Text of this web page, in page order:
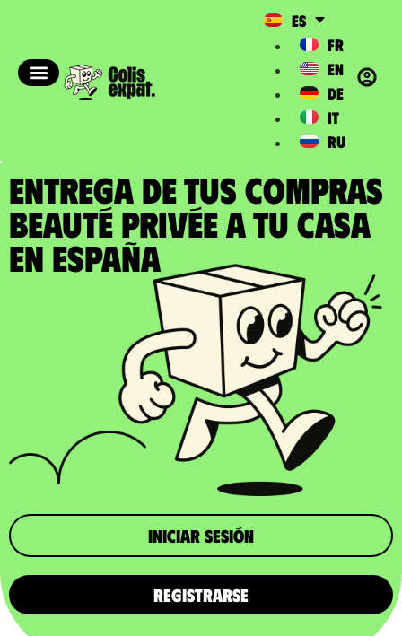
ES
FR
EN
DE
IT
RU
ENTREGA DE TUS COMPRAS
BEAUTÉ PRIVÉE a tu casa
en España
iniciar sesión
REGISTRARSE